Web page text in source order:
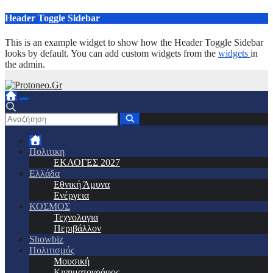
Μετάβαση
περιεχόμενο
Header Toggle Sidebar
This is an example widget to show how the Header Toggle Sidebar
looks by default. You can add custom widgets from the widgets in
the admin.
Πολιτικη
ΕΚΛΟΓΕΣ 2027
Ελλάδα
Εθνική Άμυνα
Ενέργεια
ΚΟΣΜΟΣ
Τεχνολογια
Περιβάλλον
Showbiz
Πολιτισμός
Μουσική